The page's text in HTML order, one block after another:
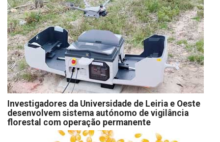
Investigadores da Universidade de Leiria e Oeste
desenvolvem sistema autónomo de vigilância
florestal com operação permanente